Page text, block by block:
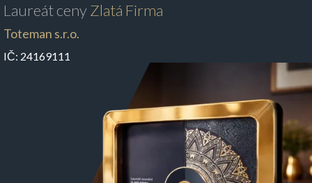
Laureát cenyZlatá Firma
Toteman s.r.o.
IČ: 24169111